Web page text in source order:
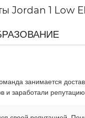
Jordan 1 Low
занимается
и заработали